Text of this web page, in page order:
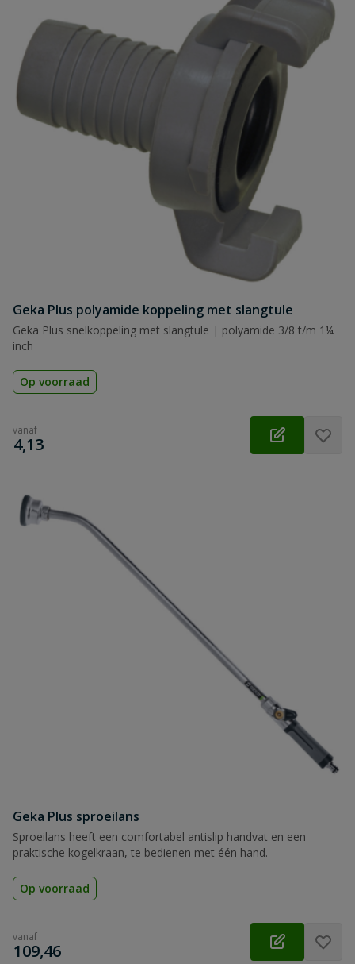
Geka Plus polyamide koppeling met slangtule
Geka Plus snelkoppeling met slangtule | polyamide 3/8 t/m 1¼
inch
Op voorraad
vanaf
€
4,13
Geka Plus sproeilans
Sproeilans heeft een comfortabel antislip handvat en een
praktische kogelkraan, te bedienen met één hand.
Op voorraad
vanaf
€
109,46